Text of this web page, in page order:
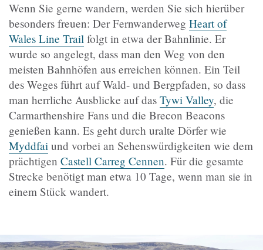
Wenn Sie gerne wandern, werden Sie sich hierüber
besonders freuen: Der Fernwanderweg Heart of
Wales Line Trail folgt in etwa der Bahnlinie. Er
wurde so angelegt, dass man den Weg von den
meisten Bahnhöfen aus erreichen können. Ein Teil
des Weges führt auf Wald- und Bergpfaden, so dass
man herrliche Ausblicke auf das Tywi Valley, die
Carmarthenshire Fans und die Brecon Beacons
genießen kann. Es geht durch uralte Dörfer wie
Myddfai und vorbei an Sehenswürdigkeiten wie dem
prächtigen Castell Carreg Cennen. Für die gesamte
Strecke benötigt man etwa 10 Tage, wenn man sie in
einem Stück wandert.